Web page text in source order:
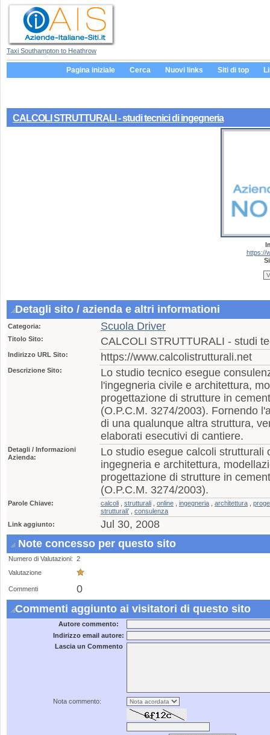
Taxi Southampton to Heathrow
Pagina iniziale Cerca Nuovi links Siti di top
CALCOLI STRUTTURALI - studi tecnici di ingegneria
https://
Detagli sito / azienda e altri informationi
Categoria: Scuola Driver
Titolo Sito: CALCOLI STRUTTURALI - studi
Indirizzo URL Sito: https://www.calcolistrutturali.net
Descrizione Sito:
Lo studio tecnico esegue
l'ingegneria civile e architettura,
progettazione di strutture in
(O.P.C.M. 3274/2003). Fornendo
di una qualunque altra struttura,
elaborati esecutivi di cantiere.
Detagli / Informazioni
Azienda:
Lo studio esegue calcoli strutturali
ingegneria e architettura,
progettazione di strutture in
(O.P.C.M. 3274/2003).
Parole Chiave: calcoli strutturali online ingegneria architettura
strutturali'
consulenza
Link aggiunto:
Jul 30, 2008
Note concesso per questo sito
Numero di Valutazioni: 2
Valutazione
Commenti
0
Commenti aggiunto ai visitatori di questo sito
Autore commento:
Indirizzo email autore:
Lascia un Commento
Nota commento: